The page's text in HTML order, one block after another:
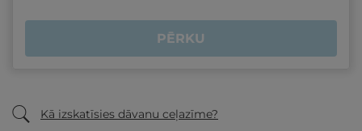
PĒRKU
Kā izskatīsies dāvanu ceļazīme?